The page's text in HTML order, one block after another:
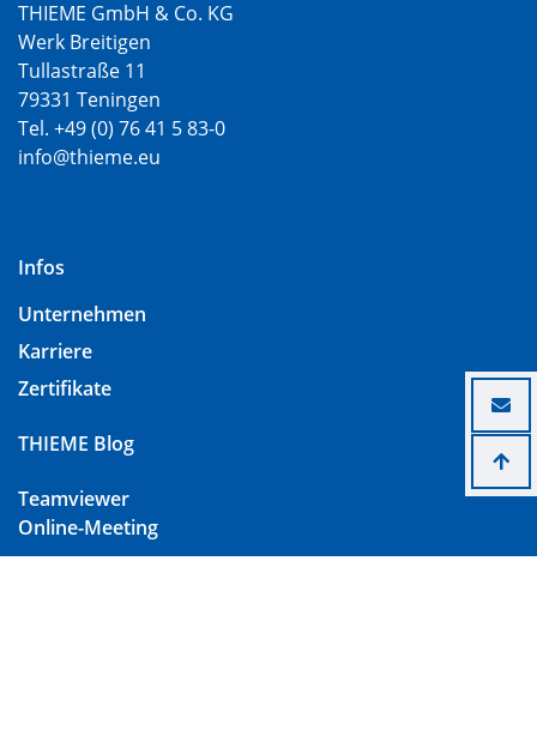
THIEME GmbH & Co. KG
Werk Breitigen
Tullastraße 11
79331 Teningen
Tel. +49 (0) 76 41 5 83-0
info@thieme.eu
Infos
Unternehmen
Karriere
Zertifikate
THIEME Blog
Teamviewer
Online-Meeting
Kontakt